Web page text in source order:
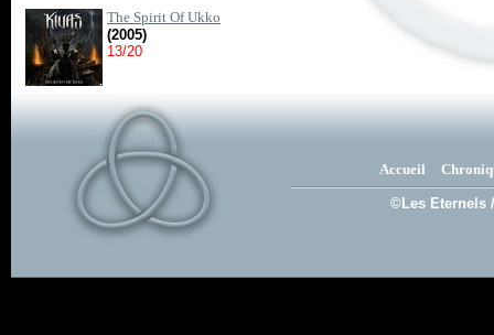
The Spirit Of Ukko
(2005)
13/20
Accueil
©Les Eternels